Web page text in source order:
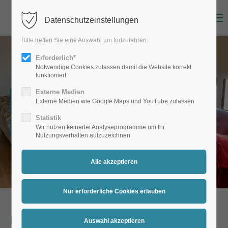
Aufteilung und Beschreibung
Die Ferienwohnung
Die Ferienwohnung
Datenschutzeinstellungen
Bitte treffen Sie eine Auswahl um fortzufahren:
Erforderlich*
Notwendige Cookies zulassen damit die Website korrekt
funktioniert
Externe Medien
Externe Medien wie Google Maps und YouTube zulassen
Statistik
Wir nutzen keinerlei Analyseprogramme um Ihr
Nutzungsverhalten aufzuzeichnen